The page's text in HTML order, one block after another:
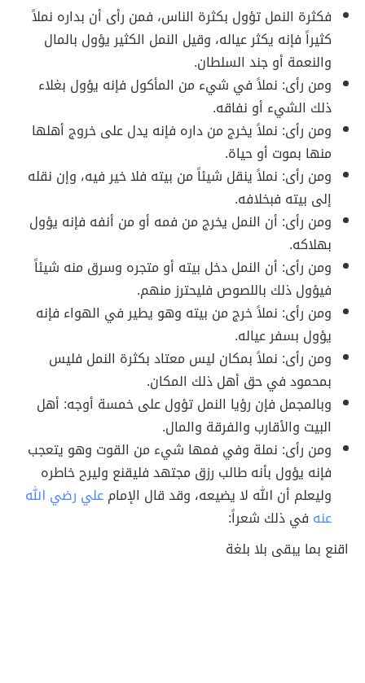
فكثرة النمل تؤول بكثرة الناس، فمن رأى أن بداره نملاً
كثيراً فإنه يكثر عياله، وقيل النمل الكثير يؤول بالمال
والنعمة أو جند السلطان.
ومن رأى: نملاً في شيء من المأكول فإنه يؤول بغلاء
ذلك الشيء أو نفاقه.
ومن رأى: نملاً يخرج من داره فإنه يدل على خروج أهلها
منها بموت أو حياة.
ومن رأى: نملاً ينقل شيئاً من بيته فلا خير فيه، وإن نقله
إلى بيته فبخلافه.
ومن رأى: أن النمل يخرج من فمه أو من أنفه فإنه يؤول
بهلاكه.
ومن رأى: أن النمل دخل بيته أو متجره وسرق منه شيئاً
فيؤول ذلك باللصوص فليحترز منهم.
ومن رأى: نملاً خرج من بيته وهو يطير في الهواء فإنه
يؤول بسفر عياله.
ومن رأى: نملاً بمكان ليس معتاد بكثرة النمل فليس
بمحمود في حق أهل ذلك المكان.
وبالمجمل فإن رؤيا النمل تؤول على خمسة أوجه: أهل
البيت والأقارب والفرقة والمال.
ومن رأى: نملة وفي فمها شيء من القوت وهو يتعجب
فإنه يؤول بأنه طالب رزق مجتهد فليقنع وليرح خاطره
وليعلم أن الله لا يضيعه، وقد قال الإمامعلي رضي الله
عنه في ذلك شعراً:
اقنع بما يبقى بلا بلغة